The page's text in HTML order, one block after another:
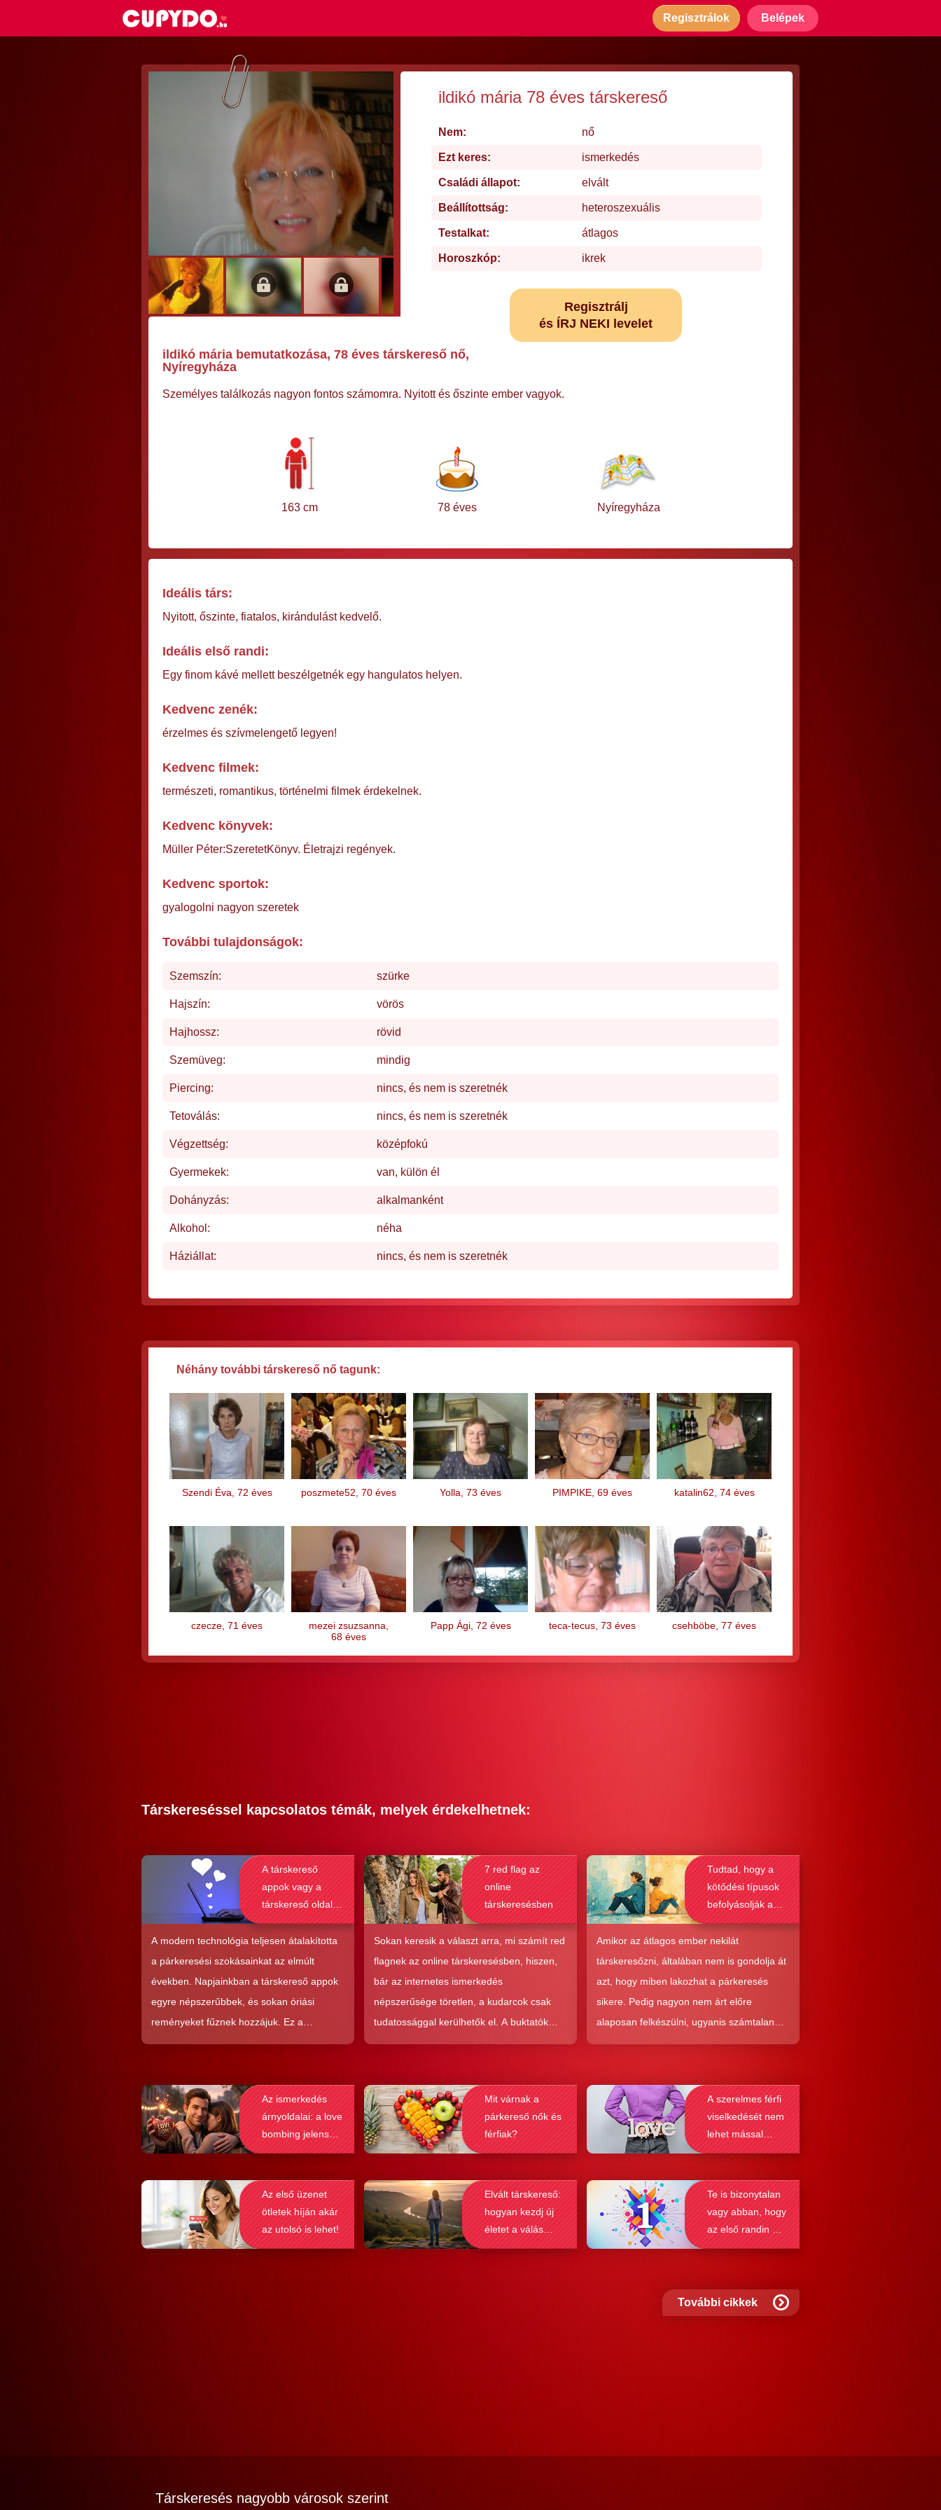
Regisztrálok Belépek
ildikó mária 78 éves társkereső
Nem: nő
Ezt keres: ismerkedés
Családi állapot: elvált
Beállítottság: heteroszexuális
Testalkat: átlagos
Horoszkóp: ikrek
Regisztrálj
és ÍRJ NEKI levelet
ildikó mária bemutatkozása, 78 éves társkereső nő,
Nyíregyháza
Személyes találkozás nagyon fontos számomra. Nyitott és őszinte ember vagyok.
163 cm 78 éves Nyíregyháza
Ideális társ:
Nyitott, őszinte, fiatalos, kirándulást kedvelő.
Ideális első randi:
Egy finom kávé mellett beszélgetnék egy hangulatos helyen.
Kedvenc zenék:
érzelmes és szívmelengető legyen!
Kedvenc filmek:
természeti, romantikus, történelmi filmek érdekelnek.
Kedvenc könyvek:
Müller Péter:SzeretetKönyv. Életrajzi regények.
Kedvenc sportok:
gyalogolni nagyon szeretek
További tulajdonságok:
Szemszín: szürke
Hajszín: vörös
Hajhossz: rövid
Szemüveg: mindig
Piercing: nincs, és nem is szeretnék
Tetoválás: nincs, és nem is szeretnék
Végzettség: középfokú
Gyermekek: van, külön él
Dohányzás: alkalmanként
Alkohol: néha
Háziállat: nincs, és nem is szeretnék
Néhány további társkereső nő tagunk:
Szendi Éva, 72 éves poszmete52, 70 éves Yolla, 73 éves PIMPIKE, 69 éves katalin62, 74 éves
czecze, 71 éves
mezei zsuzsanna,
68 éves
Papp Ági, 72 éves teca-tecus, 73 éves csehböbe, 77 éves
Társkereséssel kapcsolatos témák, melyek érdekelhetnek:
A társkereső
appok vagy a
társkereső oldalak
alkalmasabbak a
komoly kapcsolat
kialakításához?
A modern technológia teljesen átalakította
a párkeresési szokásainkat az elmúlt
években. Napjainkban a társkereső appok
egyre népszerűbbek, és sokan óriási
reményeket fűznek hozzájuk. Ez a
közkedveltség egyáltalán nem véletlen,
nagyon könnyen és gyorsan lehet sikereket
elérni a flörtölésben. A legfőbb kérdés
azonban az, hogy ezek az alkalmazások
valóban hozzásegítenek-e minket egy
7 red flag az
online
társkeresésben
Sokan keresik a választ arra, mi számít red
flagnek az online társkeresésben, hiszen,
bár az internetes ismerkedés
népszerűsége töretlen, a kudarcok csak
tudatossággal kerülhetők el. A buktatók
ellenére ez a társkeresési forma joggal
hatékonyság, amit ad, nehezen
felülmúlható.
Tudtad, hogy a
kötődési típusok
befolyásolják a
társkeresést is?
Amikor az átlagos ember nekilát
társkeresőzni, általában nem is gondolja át
azt, hogy miben lakozhat a párkeresés
sikere. Pedig nagyon nem árt előre
alaposan felkészülni, ugyanis számtalan
kudarctól képes megmenteni téged is az,
társkeresés működését, a párkapcsolatok
sikerének a receptjét, melyeket vizsgálva
bebizonyosodik, hogy a kötődési típusok
befolyásolják a társkeresést.
Az ismerkedés
árnyoldalai: a love
bombing jelenség
felismerése
Mit várnak a
párkereső nők és
férfiak?
A szerelmes férfi
viselkedését nem
lehet mással
összetéveszteni
Az első üzenet
ötletek híján akár
az utolsó is lehet!
Elvált társkereső:
hogyan kezdj új
életet a válás
után?
Te is bizonytalan
vagy abban, hogy
az első randin mit
szabad és mit
További cikkek
Társkeresés nagyobb városok szerint